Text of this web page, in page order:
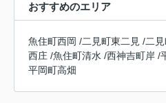
おすすめのエリア
魚住町西岡 /二見町東二見 /二
西庄 /魚住町清水 /西神吉町岸 /
平岡町高畑